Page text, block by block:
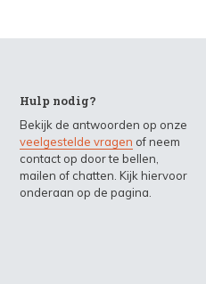
Hulp nodig?
Bekijk de antwoorden op onze
veelgestelde vragen of neem
contact op door te bellen,
mailen of chatten. Kijk hiervoor
onderaan op de pagina.